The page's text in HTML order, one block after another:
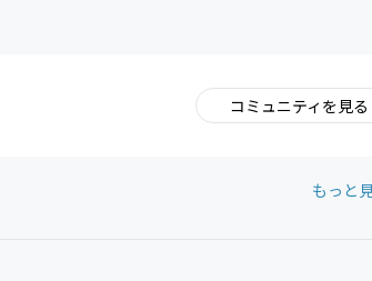
コミュニティを見る
もっと